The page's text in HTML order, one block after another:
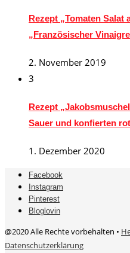
Rezept „Tomaten Salat
„Französischer
2. November 2019
3
Rezept
Sauer und konfierten
1. Dezember 2020
Facebook
Instagram
Pinterest
Bloglovin
@2020 Alle Rechte vorbehalten •
Datenschutzerklärung